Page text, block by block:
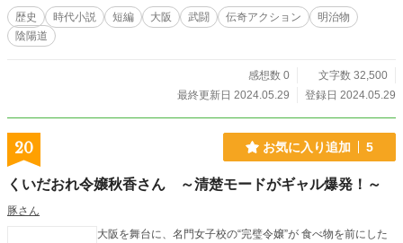
歴史 時代小説 短編 大阪 武闘 伝奇アクション
明治物
陰陽道
感想数 0
文字数 32,500
最終更新日 2024.05.29
登録日 2024.05.29
20 お気に入り追加 5
くいだおれ令嬢秋香さん ～清楚モードがギャル爆発！～
豚さん
大阪を舞台に、名門女子校の“完璧令嬢”が 食べ物を前にした